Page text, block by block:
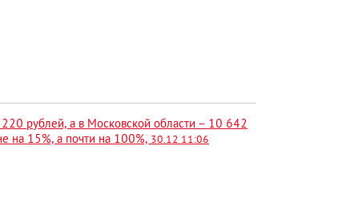
рублей, а в Московской области – 10 642
на 15%, а почти на 100%, 30.12 11:06